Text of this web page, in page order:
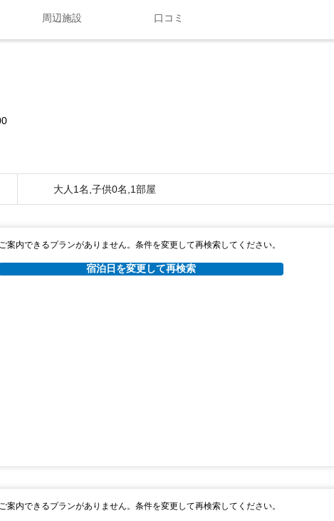
周辺施設 口コミ
大人1名,子供0名,1部屋
ご案内できるプランがありません。条件を変更して再検索してください。
宿泊日を変更して再検索
ご案内できるプランがありません。条件を変更して再検索してください。